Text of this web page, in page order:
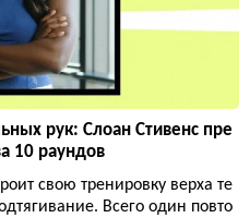
рук: Слоан Стивенс пре
10 раундов
свою тренировку верха те
Всего один повто